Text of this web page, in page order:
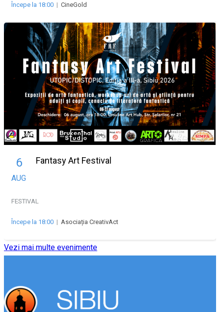
Începe la 18:00 | CineGold
6
AUG
Fantasy Art Festival
FESTIVAL
Începe la 18:00 | Asociația CreativAct
Vezi mai multe evenimente